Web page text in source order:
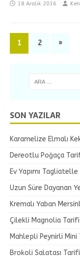
18 Aralık 2016
1 2 »
SON YAZILAR
Karamelize Elmalı
Dereotlu Poğaça
Ev Yapımı
Uzun Süre Dayanan
Kremalı Yaban
Çilekli Magnolia Tarifi
Mahlepli Peynirli
Brokoli Salatası Tarifi